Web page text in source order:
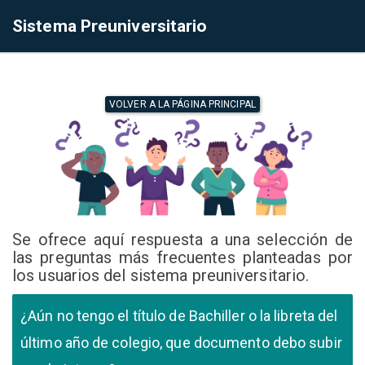
Sistema Preuniversitario
VOLVER A LA PÁGINA PRINCIPAL
Se ofrece aquí respuesta a una selección de
las preguntas más frecuentes planteadas por
los usuarios del sistema preuniversitario.
¿Aún no tengo el título de Bachiller o la libreta del
último año de colegio, que documento debo subir